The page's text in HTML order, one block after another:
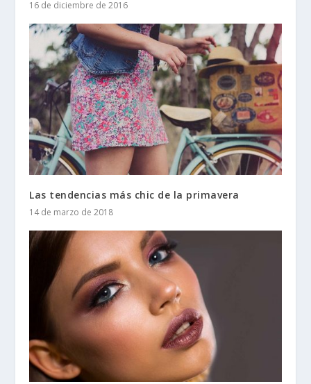
16 de diciembre de 2016
Las tendencias más chic de la primavera
14 de marzo de 2018